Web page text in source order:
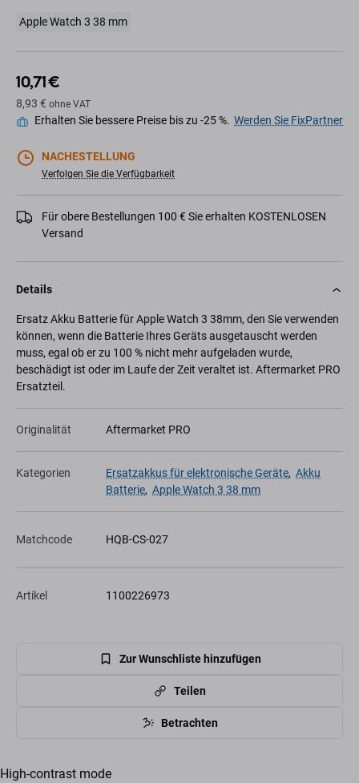
Apple Watch 3 38 mm
10,71 €
8,93 € ohne VAT
Erhalten Sie bessere Preise bis zu -25 %. Werden Sie FixPartner
NACHESTELLUNG
Verfolgen Sie die Verfügbarkeit
Für obere Bestellungen 100 € Sie erhalten KOSTENLOSEN
Versand
Details
Ersatz Akku Batterie für Apple Watch 3 38mm, den Sie verwenden
können, wenn die Batterie Ihres Geräts ausgetauscht werden
muss, egal ob er zu 100 % nicht mehr aufgeladen wurde,
beschädigt ist oder im Laufe der Zeit veraltet ist. Aftermarket PRO
Ersatzteil.
Originalität Aftermarket PRO
Kategorien Ersatzakkus für elektronische Geräte, Akku
Batterie, Apple Watch 3 38 mm
Matchcode HQB-CS-027
Artikel 1100226973
Zur Wunschliste hinzufügen
Teilen
Betrachten
High-contrast mode